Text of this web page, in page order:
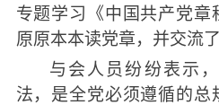
专题学习《中国共产党章
原原本本读党章，并交流
与会人员纷纷表示
法，是全党必须遵循的总